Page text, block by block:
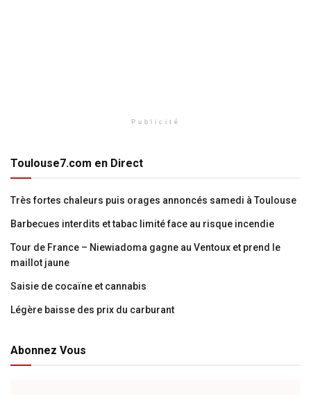
Publicité
Toulouse7.com en Direct
Très fortes chaleurs puis orages annoncés samedi à Toulouse
Barbecues interdits et tabac limité face au risque incendie
Tour de France – Niewiadoma gagne au Ventoux et prend le
maillot jaune
Saisie de cocaïne et cannabis
Légère baisse des prix du carburant
Abonnez Vous